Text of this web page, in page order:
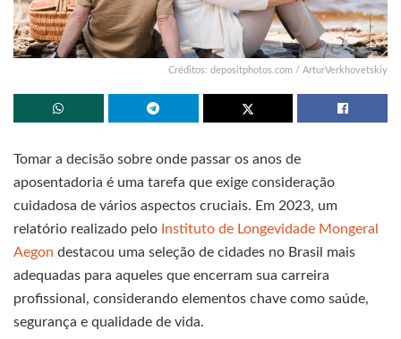
Créditos: depositphotos.com / ArturVerkhovetskiy
Tomar a decisão sobre onde passar os anos de
aposentadoria é uma tarefa que exige consideração
cuidadosa de vários aspectos cruciais. Em 2023, um
relatório realizado pelo Instituto de Longevidade Mongeral
Aegon destacou uma seleção de cidades no Brasil mais
adequadas para aqueles que encerram sua carreira
profissional, considerando elementos chave como saúde,
segurança e qualidade de vida.